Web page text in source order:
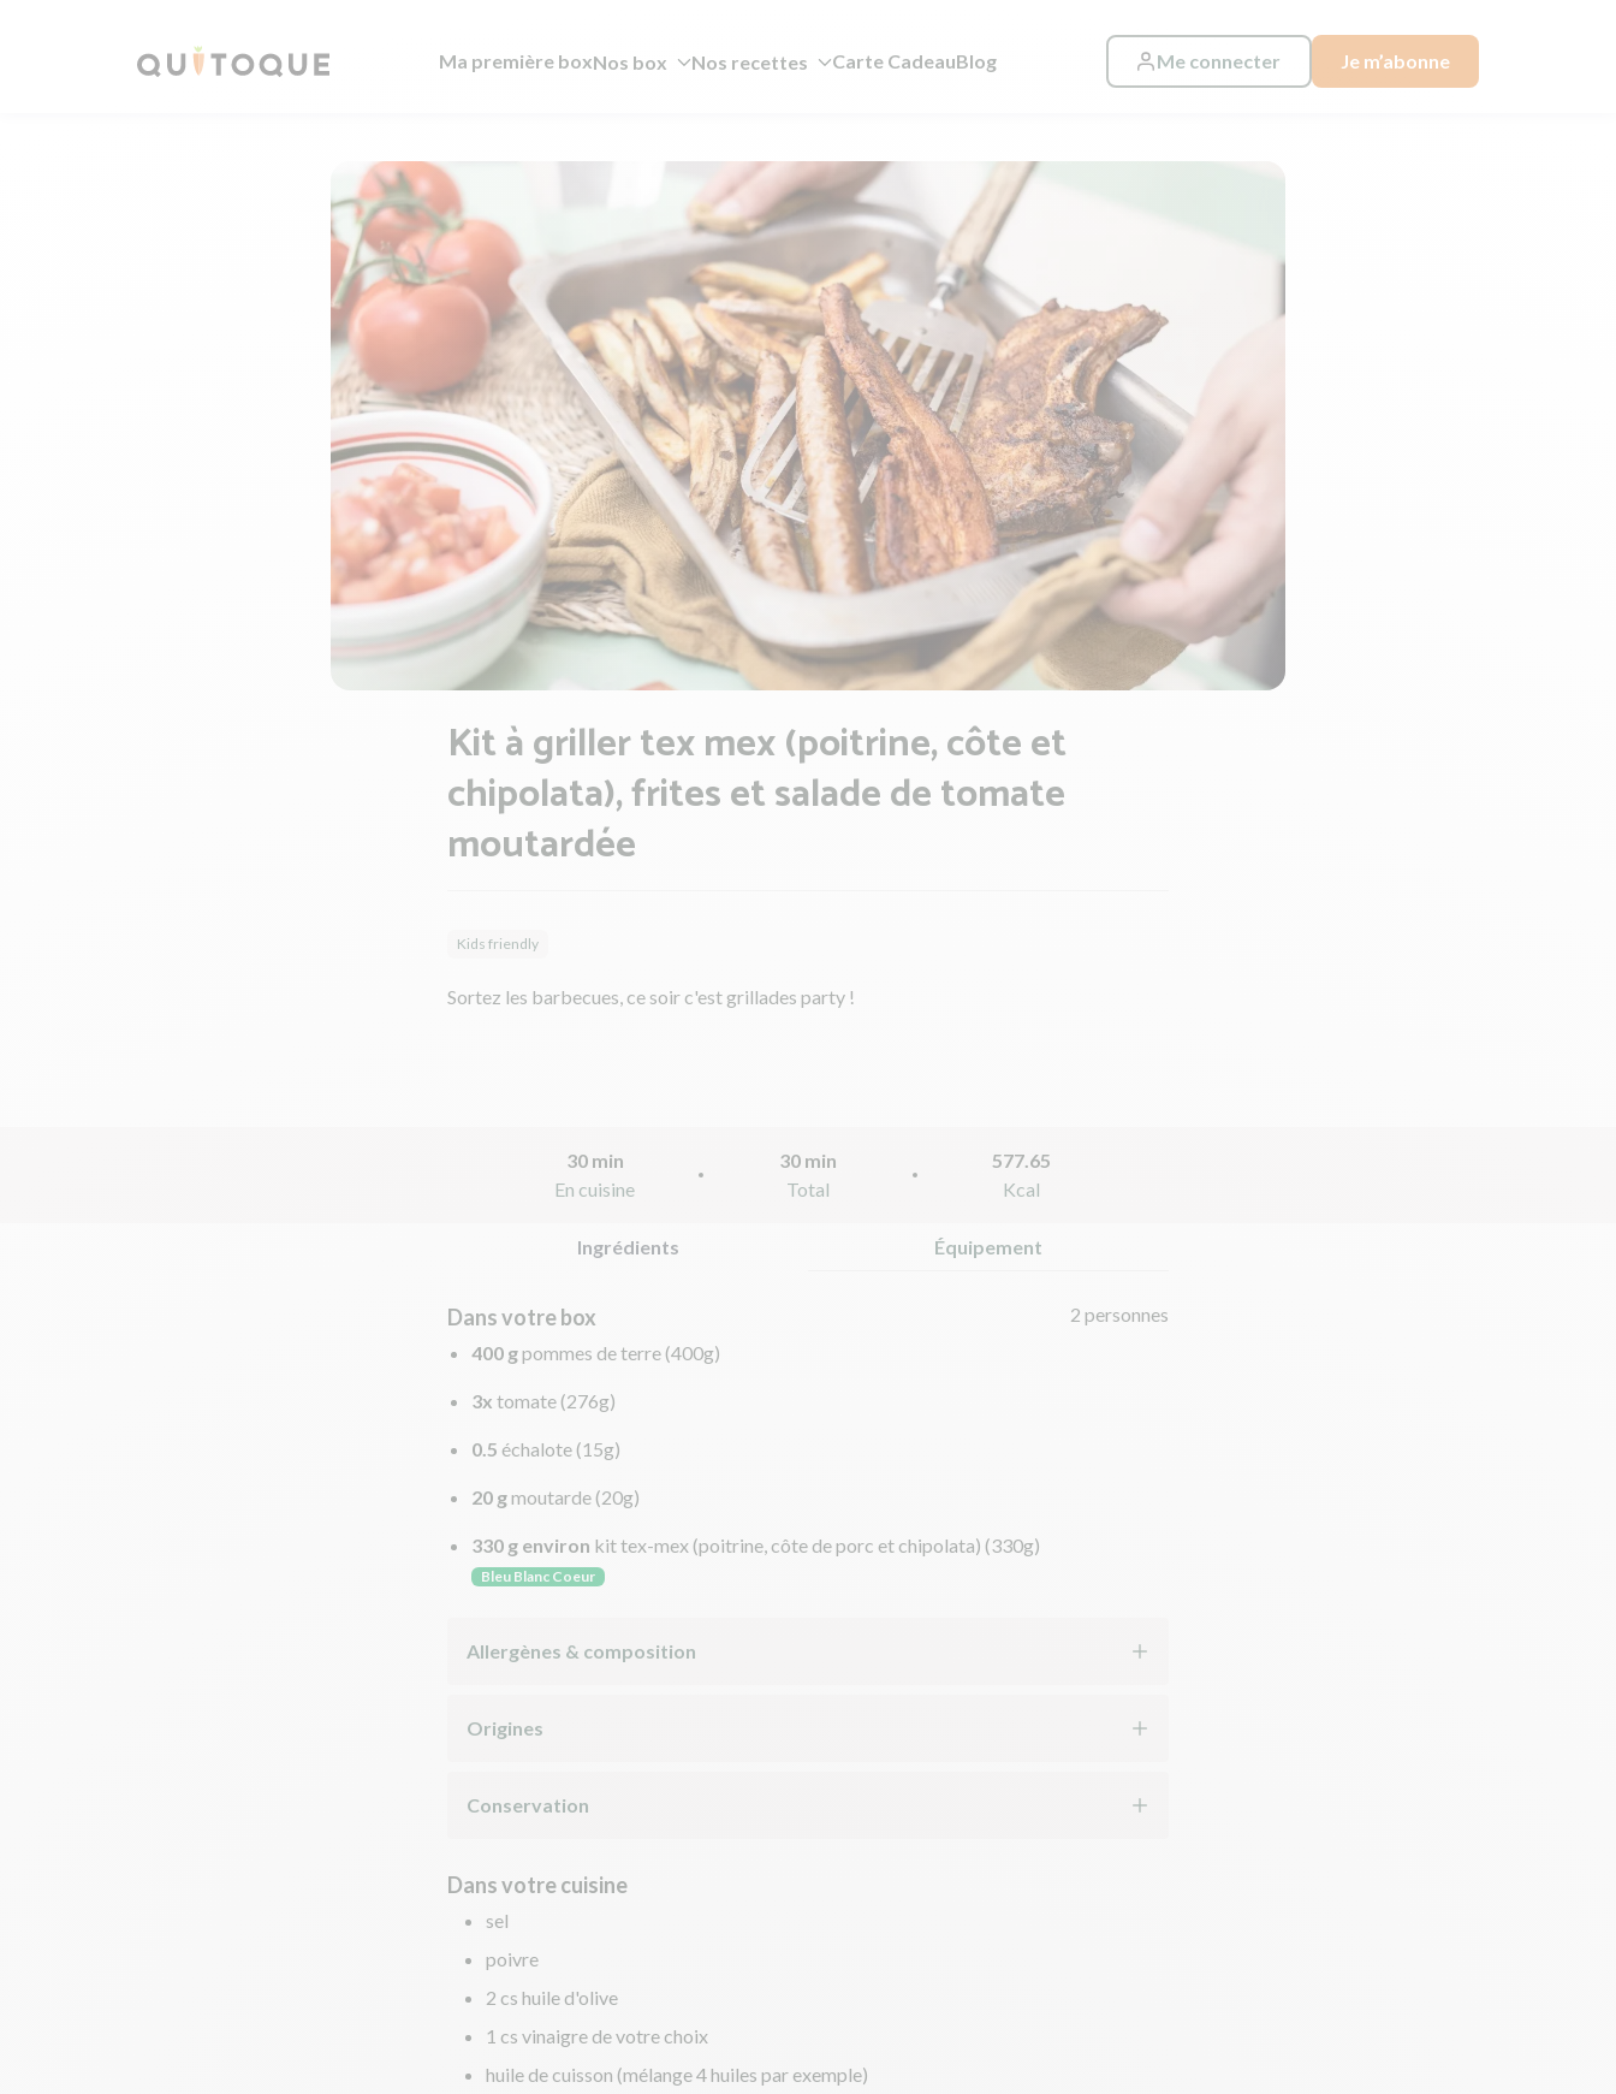
Ma première boxNos box Nos recettes Carte CadeauBlog Me connecter Je m’abonne
Kit à griller tex mex (poitrine, côte et
chipolata), frites et salade de tomate
moutardée
Kids friendly
Sortez les barbecues, ce soir c'est grillades party !
30 min
En cuisine
30 min
Total
577.65
Kcal
Ingrédients Équipement
Dans votre box
2 personnes
400 gpommes de terre (400g)
3x tomate (276g)
0.5 échalote (15g)
20 gmoutarde (20g)
330 g environ kit tex-mex (poitrine, côte de porc et chipolata) (330g)
Bleu Blanc Coeur
Allergènes & composition
Origines
Conservation
Dans votre cuisine
sel
poivre
2 cs huile d'olive
1 cs vinaigre de votre choix
huile de cuisson (mélange 4 huiles par exemple)